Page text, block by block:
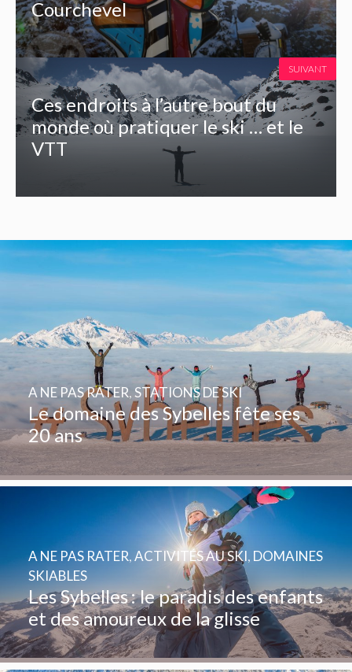
Courchevel
Ces endroits à l’autre bout du
monde où pratiquer le ski … et le
VTT
SUIVANT
Le domaine des Sybelles fête ses
20 ans
A NE PAS RATER,STATIONS DE SKI
Les Sybelles : le paradis des enfants
et des amoureux de la glisse
A NE PAS RATER,ACTIVITÉS AU SKI, DOMAINES
SKIABLES